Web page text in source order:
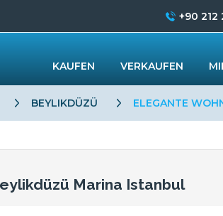
BEYLIKDÜZÜ ELEGANTE
Marina Istanbul
+90 212
KAUFEN VERKAUFEN